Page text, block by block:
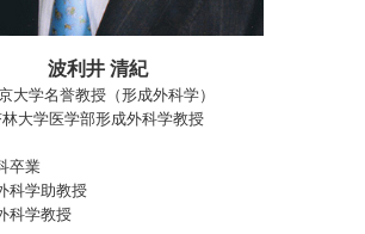
波利井 清紀
大学名誉教授（形成外科学）
大学医学部形成外科学教授
卒業
科学助教授
科学教授